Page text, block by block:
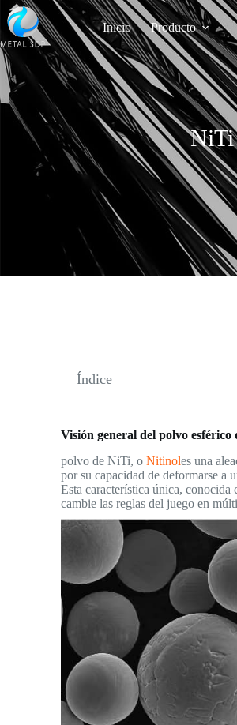
Inicio Producto
NiTi
Índice
Visión general del polvo
polvo de NiTi, oNitinoles una
por su capacidad de deformarse a
Esta característica única,
cambie las reglas del juego en